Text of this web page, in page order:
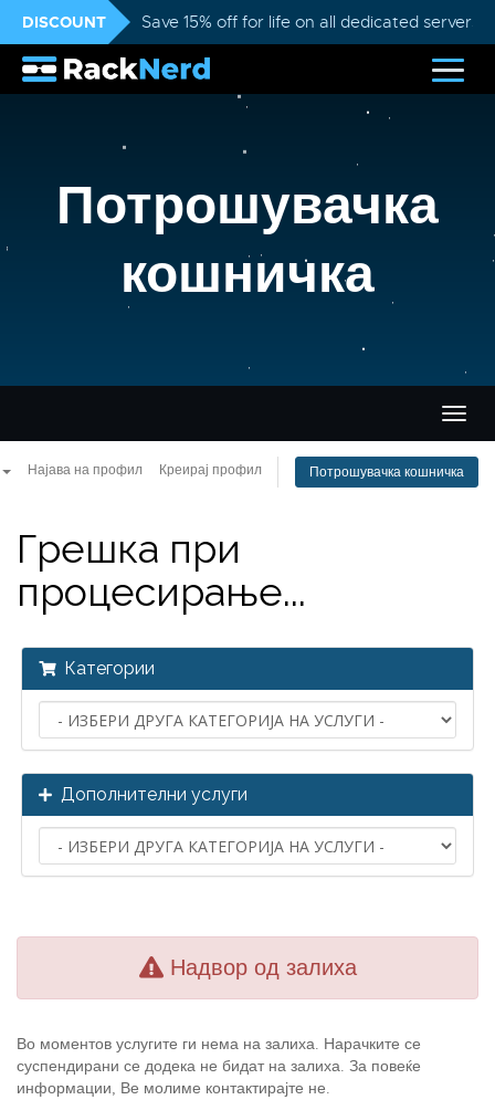
DISCOUNT Save 15% off for life on all dedicated servers
Потрошувачка
кошничка
ја
Најава на профил Креирај профил Потрошувачка кошничка
Грешка при
процесирање...
Категории
Дополнителни услуги
Надвор од залиха
Во моментов услугите ги нема на залиха. Нарачките се
суспендирани се додека не бидат на залиха. За повеќе
информации, Ве молиме контактирајте не.